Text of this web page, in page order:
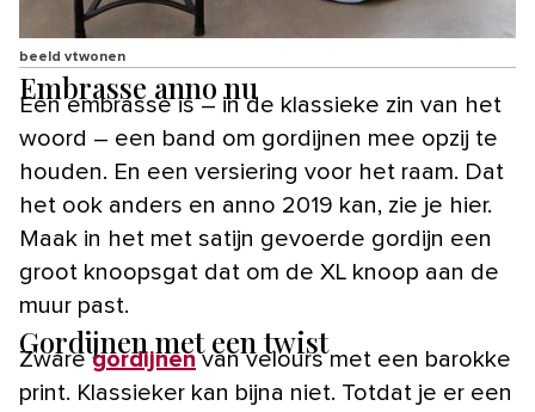
beeld vtwonen
Embrasse anno nu
Een embrasse is – in de klassieke zin van het
woord – een band om gordijnen mee opzij te
houden. En een versiering voor het raam. Dat
het ook anders en anno 2019 kan, zie je hier.
Maak in het met satijn gevoerde gordijn een
groot knoopsgat dat om de XL knoop aan de
muur past.
Gordijnen met een twist
Zwaregordijnenvan velours met een barokke
print. Klassieker kan bijna niet. Totdat je er een